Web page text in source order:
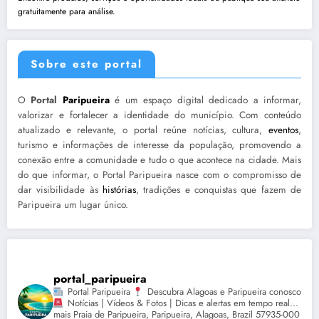
gratuitamente para análise.
Sobre este portal
O Portal Paripueiraé um espaço digital dedicado a informar,
valorizar e fortalecer a identidade do município. Com conteúdo
atualizado e relevante, o portal reúne notícias, cultura, eventos,
turismo e informações de interesse da população, promovendo a
conexão entre a comunidade e tudo o que acontece na cidade. Mais
do que informar, o Portal Paripueira nasce com o compromisso de
dar visibilidade às histórias, tradições e conquistas que fazem de
Paripueira um lugar único.
portal_paripueira
Portal Paripueira
Descubra Alagoas e Paripueira conosco
Notícias | Vídeos & Fotos | Dicas e alertas em tempo real...
mais Praia de Paripueira, Paripueira, Alagoas, Brazil 57935-000